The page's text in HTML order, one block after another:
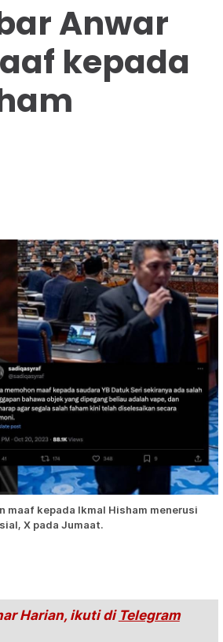
Anwar
kepada
maaf kepada Ikmal Hisham menerusi
X pada Jumaat.
Harian, ikuti di Telegram